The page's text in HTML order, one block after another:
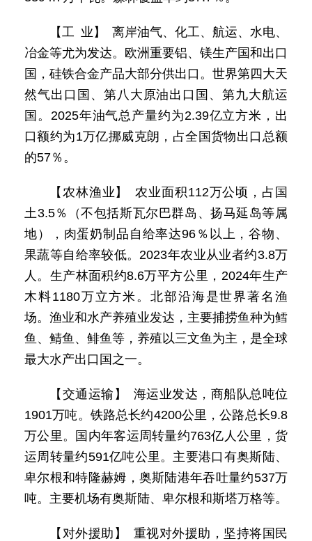
【工 业】 离岸油气、化工、航运、水电、
冶金等尤为发达。欧洲重要铝、镁生产国和出口
国，硅铁合金产品大部分供出口。世界第四大天
然气出口国、第八大原油出口国、第九大航运
国。2025年油气总产量约为2.39亿立方米，出
口额约为1万亿挪威克朗，占全国货物出口总额
的57％。
【农林渔业】 农业面积112万公顷，占国
土3.5％（不包括斯瓦尔巴群岛、扬马延岛等属
地），肉蛋奶制品自给率达96％以上，谷物、
果蔬等自给率较低。2023年农业从业者约3.8万
人。生产林面积约8.6万平方公里，2024年生产
木料1180万立方米。北部沿海是世界著名渔
场。渔业和水产养殖业发达，主要捕捞鱼种为鳕
鱼、鲭鱼、鲱鱼等，养殖以三文鱼为主，是全球
最大水产出口国之一。
【交通运输】 海运业发达，商船队总吨位
1901万吨。铁路总长约4200公里，公路总长9.8
万公里。国内年客运周转量约763亿人公里，货
运周转量约591亿吨公里。主要港口有奥斯陆、
卑尔根和特隆赫姆，奥斯陆港年吞吐量约537万
吨。主要机场有奥斯陆、卑尔根和斯塔万格等。
【对外援助】 重视对外援助，坚持将国民